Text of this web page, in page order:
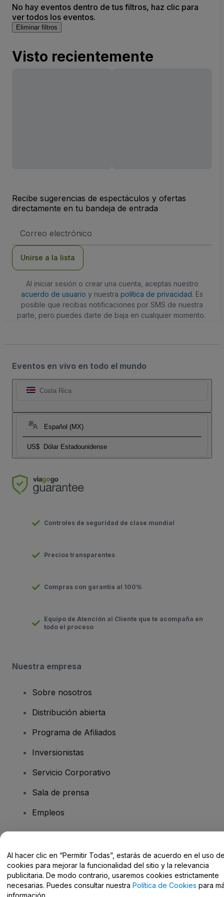
No hay eventos dentro de tus filtros, haz clic para
ver todos los eventos.
Eliminar filtros
Visto recientemente
Recibe sugerencias de espectáculos y ofertas
directamente en tu bandeja de entrada
de
Unirse a la lista
Al iniciar sesión o crear una cuenta, aceptas nuestro
acuerdo de usuario y nuestra política de privacidad. Es
posible que recibas notificaciones por SMS de nuestra
parte, pero puedes darte de baja en cualquier momento.
Eventos en vivo en todo el mundo
Costa Rica
Español (MX)
US$ Dólar Estadounidense
Controles de seguridad de clase mundial
Precios transparentes
Compras con garantía al 100%
Equipo de Atención al Cliente que te acompaña en
todo el proceso
Nuestra empresa
Sobre nosotros
Distribución abierta
Programa de Afiliados
Inversionistas
Servicio Corporativo
Sala de prensa
Empleos
Centro de Ayuda / Contacto
Al hacer clic en “Permitir Todas”, estarás de acuerdo en el uso
cookies para mejorar la funcionalidad del sitio y la relevancia
publicitaria. De modo contrario, usaremos cookies estrictamente
necesarias. Puedes consultar nuestra Política de Cookies para
información.